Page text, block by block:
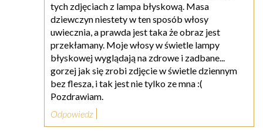
tych zdjęciach z lampa błyskową. Masa
dziewczyn niestety w ten sposób włosy
uwiecznia, a prawda jest taka że obraz jest
przekłamany. Moje włosy w świetle lampy
błyskowej wyglądają na zdrowe i zadbane...
gorzej jak się zrobi zdjęcie w świetle dziennym
bez flesza, i tak jest nie tylko ze mna :(
Pozdrawiam.
Odpowiedz